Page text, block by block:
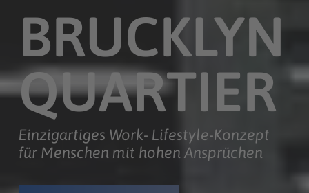
BRUCKLYN
QUARTIER
Einzigartiges Work- Lifestyle-Konzept
für Menschen mit hohen Ansprüchen